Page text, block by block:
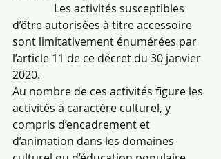
Les activités susceptibles
d’être autorisées à titre accessoire
sont limitativement énumérées par
l’article 11 de ce décret du 30 janvier
2020.
Au nombre de ces activités figure les
activités à caractère culturel, y
compris d’encadrement et
d’animation dans les domaines